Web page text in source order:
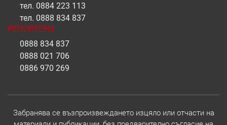
тел. 0884 223 113
тел. 0888 834 837
РЕПОРТЕРИ
0888 834 837
0888 021 706
0886 970 269
Забранява се възпроизвеждането изцяло или отчасти на